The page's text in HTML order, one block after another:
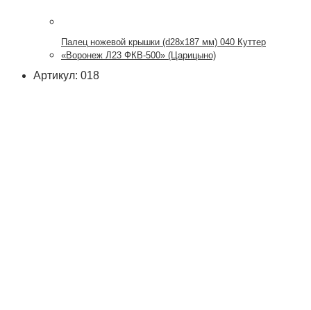
Палец ножевой крышки (d28x187 мм) 040 Куттер
«Воронеж Л23 ФКВ-500» (Царицыно)
Артикул: 018